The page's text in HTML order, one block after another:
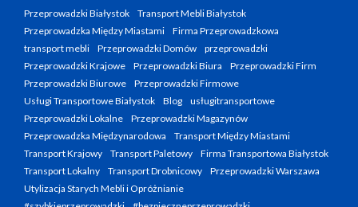
Przeprowadzki Białystok
Transport Mebli Białystok
Przeprowadzka Między Miastami
Firma Przeprowadzkowa
transport mebli
Przeprowadzki Domów
przeprowadzki
Przeprowadzki Krajowe
Przeprowadzki Biura
Przeprowadzki Firm
Przeprowadzki Biurowe
Przeprowadzki Firmowe
Usługi Transportowe Białystok
Blog
usługitransportowe
Przeprowadzki Lokalne
Przeprowadzki Magazynów
Przeprowadzka Międzynarodowa
Transport Między Miastami
Transport Krajowy
Transport Paletowy
Firma Transportowa Białystok
Transport Lokalny
Transport Drobnicowy
Przeprowadzki Warszawa
Utylizacja Starych Mebli i Opróżnianie